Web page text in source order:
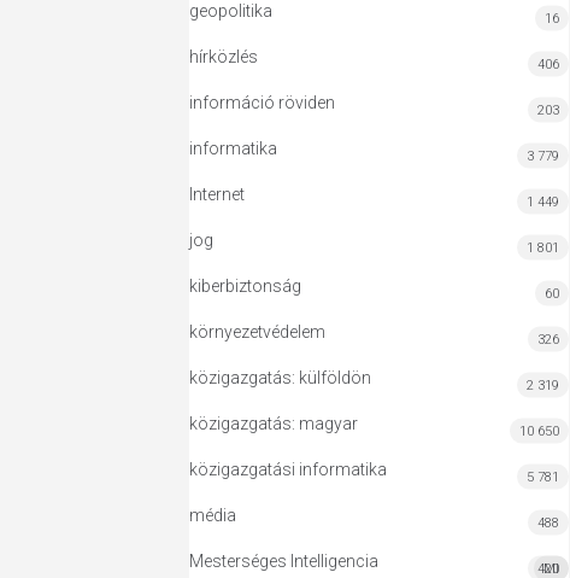
geopolitika 16
hírközlés 406
információ röviden 203
informatika 3 779
Internet 1 449
jog 1 801
kiberbiztonság 60
környezetvédelem 326
közigazgatás: külföldön 2 319
közigazgatás: magyar 10 650
közigazgatási informatika 5 781
média 488
Mesterséges Intelligencia MI
420